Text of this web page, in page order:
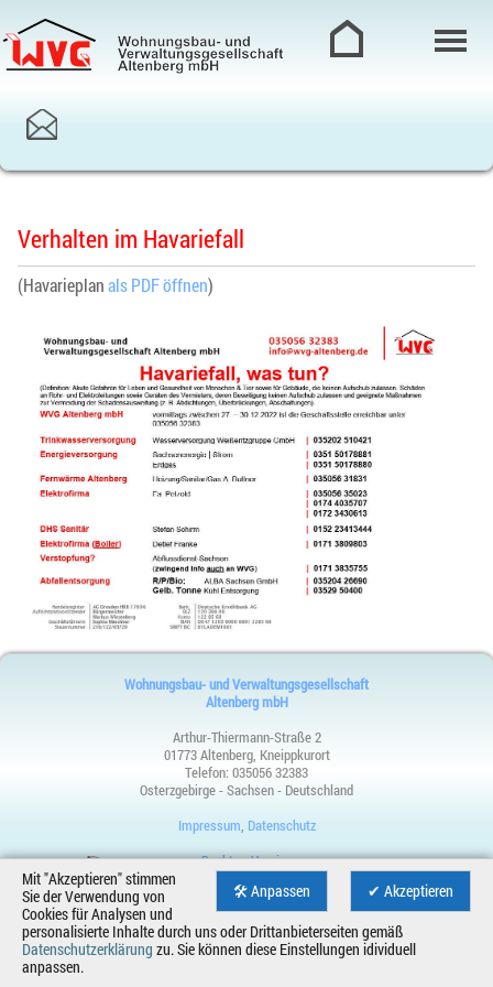
Webdesign
Dresden,
Sachsen
CMS-
System
Verhalten im Havariefall
(Havarieplanals PDF öffnen)
Wohnungsbau- und Verwaltungsgesellschaft
Altenberg mbH
Arthur-Thiermann-Straße 2
01773 Altenberg, Kneippkurort
Telefon: 035056 32383
Osterzgebirge - Sachsen - Deutschland
Impressum Datenschutz
Desktop-Version
✔ Akzeptieren
🛠 Anpassen
Mit "Akzeptieren" stimmen
Sie der Verwendung von
Cookies für Analysen und
personalisierte Inhalte durch uns oder Drittanbieterseiten gemäß
Datenschutzerklärung zu. Sie können diese Einstellungen idividuell
anpassen.